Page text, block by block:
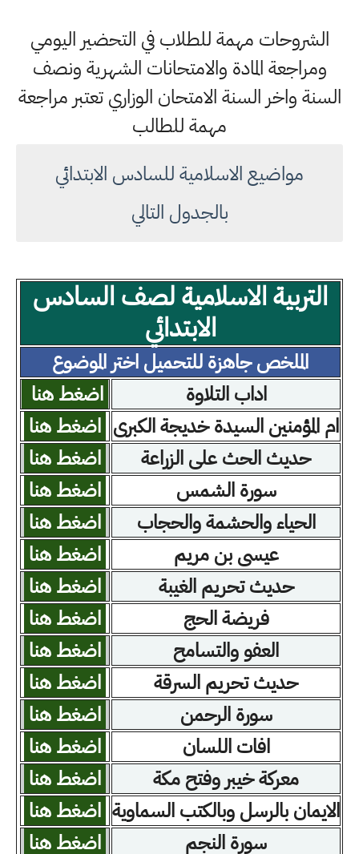
الشروحات مهمة للطلاب في التحضير اليومي
ومراجعة المادة والامتحانات الشهرية ونصف
السنة واخر السنة الامتحان الوزاري تعتبر مراجعة
مهمة للطالب
مواضيع الاسلامية للسادس الابتدائي
بالجدول التالي
التربية الاسلامية لصف السادس
الابتدائي
الملخص جاهزة للتحميل اختر الموضوع
اداب التلاوة
اضغط هنا
ام المؤمنين السيدة خديجة الكبرى اضغط هنا
حديث الحث على الزراعة
اضغط هنا
سورة الشمس
اضغط هنا
الحياء والحشمة والحجاب
اضغط هنا
عيسى بن مريم
اضغط هنا
حديث تحريم الغيبة
اضغط هنا
فريضة الحج
اضغط هنا
العفو والتسامح
اضغط هنا
حديث تحريم السرقة
اضغط هنا
سورة الرحمن
اضغط هنا
افات اللسان
اضغط هنا
معركة خيبر وفتح مكة
اضغط هنا
الايمان بالرسل وبالكتب السماوية اضغط هنا
سورة النجم
اضغط هنا